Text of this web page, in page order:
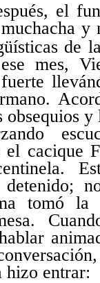
el
y
de
mes,
obsequios
el cacique
detenido;
tomó
hizo entrar: